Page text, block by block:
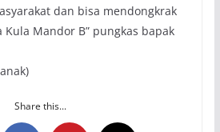
dan bisa mendongkrak
Mandor B” pungkas bapak
Share this...